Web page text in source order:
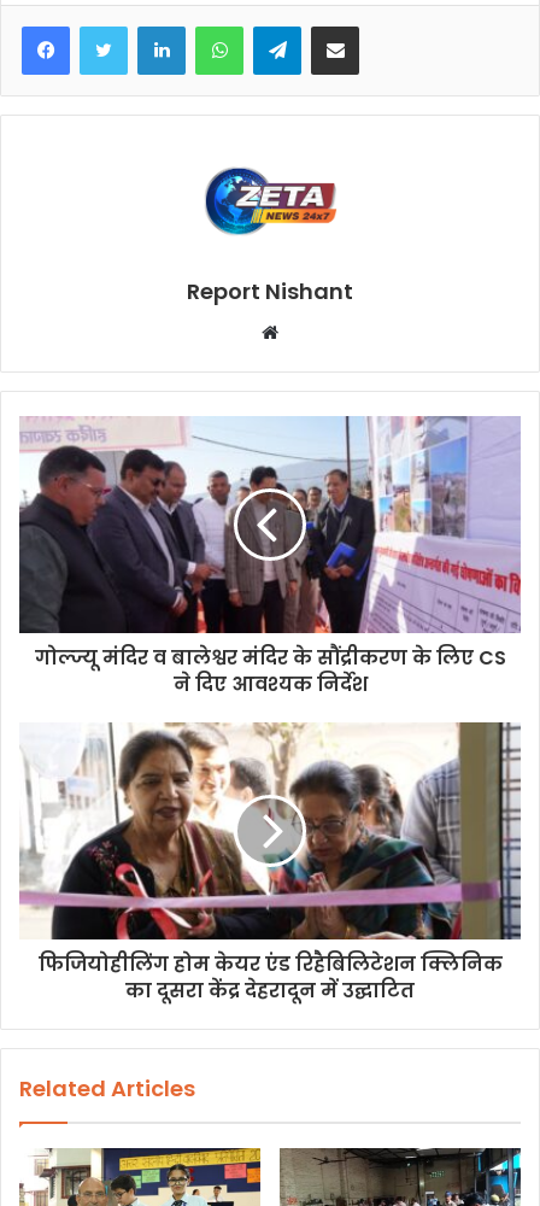
Telegram
Report Nishant
b
s
t
e
गोल्ज्यू मंदिर व बालेश्वर मंदिर के सौंद्रीकरण के लिए CS
ने दिए आवश्यक निर्देश
फिजियोहीलिंग होम केयर एंड रिहैबिलिटेशन क्लिनिक
का दूसरा केंद्र देहरादून में उद्घाटित
Related Articles